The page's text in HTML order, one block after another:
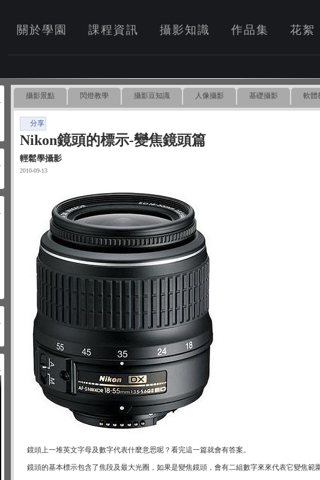
關於學園 課程資訊 攝影知識 作品集 花絮
攝影景點 閃燈教學 攝影豆知識 人像攝影 基礎攝影 軟體
分享
Nikon鏡頭的標示-變焦鏡頭篇
輕鬆學攝影
2010-09-13
鏡頭上一堆英文字母及數字代表什麼意思呢？看完這一篇就會有答案。
鏡頭的基本標示包含了焦段及最大光圈，如果是變焦鏡頭，會有二組數字來來代表它變焦範